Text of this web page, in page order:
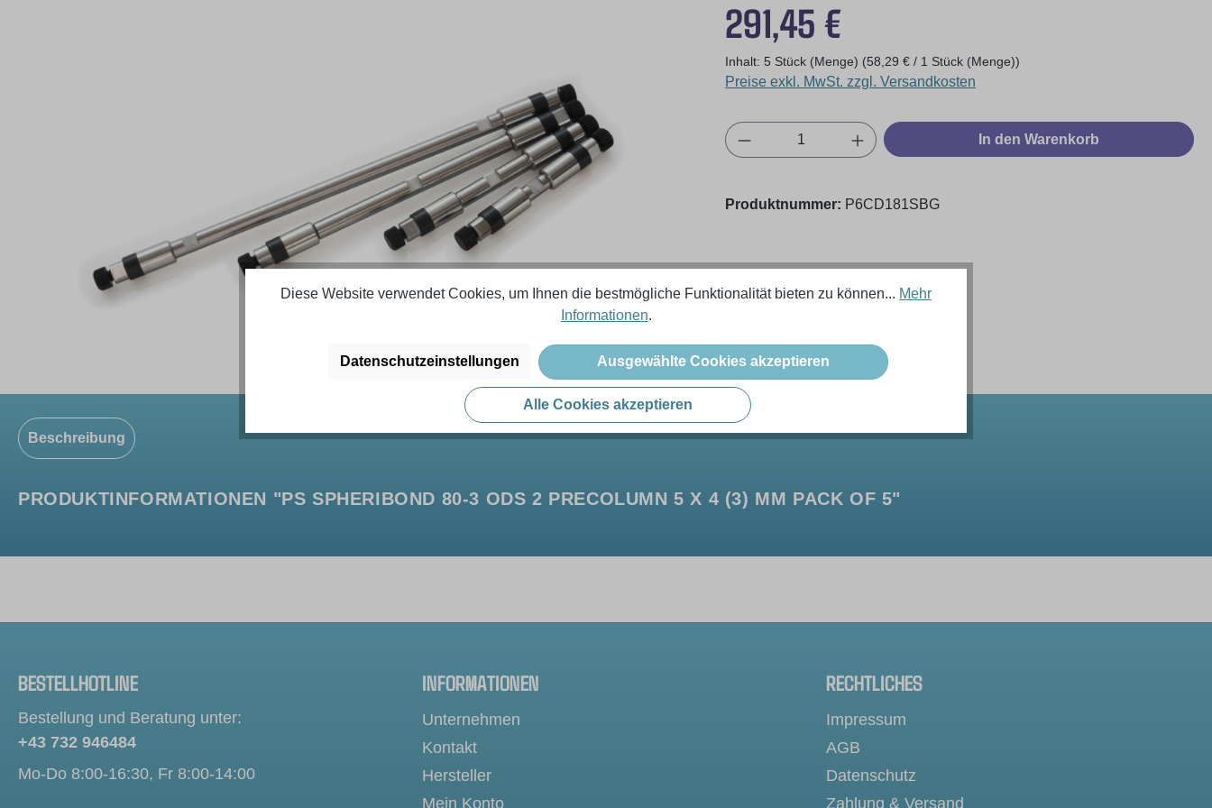
291,45 €
Inhalt: 5 Stück (Menge) (58,29 € / 1 Stück (Menge))
Preise exkl. MwSt. zzgl. Versandkosten
Produkt Anzahl: Gib den gewünschten Wert ein
In den Warenkorb
Produktnummer: P6CD181SBG
Beschreibung
PRODUKTINFORMATIONEN "PS SPHERIBOND 80-3 ODS 2 PRECOLUMN 5 X 4 (3) MM PACK OF 5"
BESTELLHOTLINE
Bestellung und Beratung unter:
+43 732 946484
Mo-Do 8:00-16:30, Fr 8:00-14:00
INFORMATIONEN
Unternehmen
Kontakt
Hersteller
Mein Konto
RECHTLICHES
Impressum
AGB
Datenschutz
Zahlung & Versand
Diese Website verwendet Cookies, um Ihnen die bestmögliche Funktionalität bieten zu können... Mehr
Informationen.
Datenschutzeinstellungen Ausgewählte Cookies akzeptieren
Alle Cookies akzeptieren